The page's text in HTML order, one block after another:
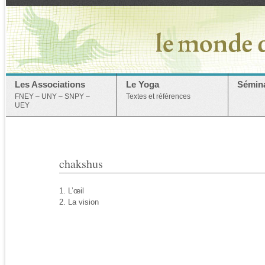
Les Associations
FNEY – UNY – SNPY –
UEY
Le Yoga
Textes et références
chakshus
1. L’œil
2. La vision